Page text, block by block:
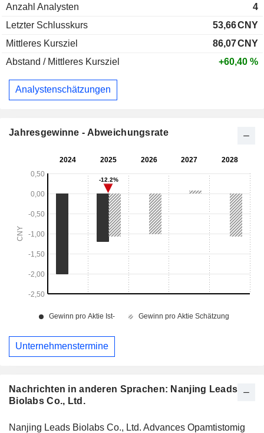
Nachrichten in anderen Sprachen: Nanjing Leads
Biolabs Co., Ltd.
Nanjing Leads Biolabs Co., Ltd. Advances Opamtistomig
Anzahl Analysten
4
Letzter Schlusskurs
53,66CNY
Mittleres Kursziel
86,07CNY
Abstand / Mittleres Kursziel
+60,40 %
Analystenschätzungen
Jahresgewinne - Abweichungsrate
Unternehmenstermine